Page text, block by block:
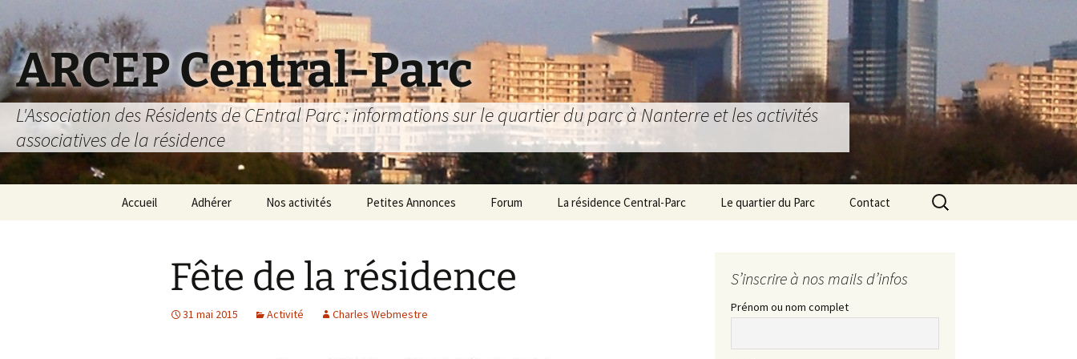
au
contenu
ARCEP Central-Parc
L'Association des Résidents de CEntral Parc : informations sur le quartier du parc à Nanterre et les activités
associatives de la résidence
Accueil Adhérer
Adhérer
S’abonner au site
Nos activités
Prêt de matériel
Carte METRO
Petites Annonces Forum La résidence Central-Parc Le quartier du Parc
La Défense & Seine-
Arche
Le Grand Paris Express
Contact
Rechercher :
Fête de la résidence
31 mai 2015 Activité Charles Webmestre
S’inscrire à nos mails d’infos
Prénom ou nom complet